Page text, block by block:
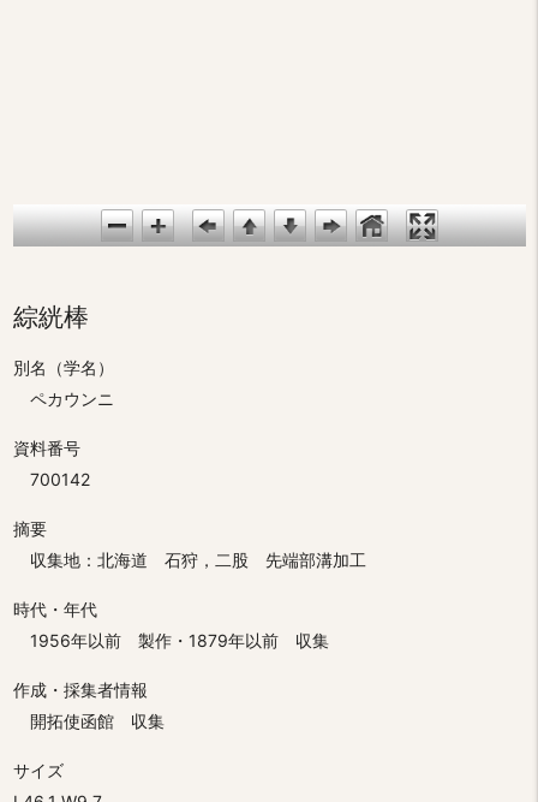
綜絖棒
別名（学名）
ペカウンニ
資料番号
700142
摘要
収集地：北海道 石狩，二股 先端部溝加工
時代・年代
1956年以前 製作・1879年以前 収集
作成・採集者情報
開拓使函館 収集
サイズ